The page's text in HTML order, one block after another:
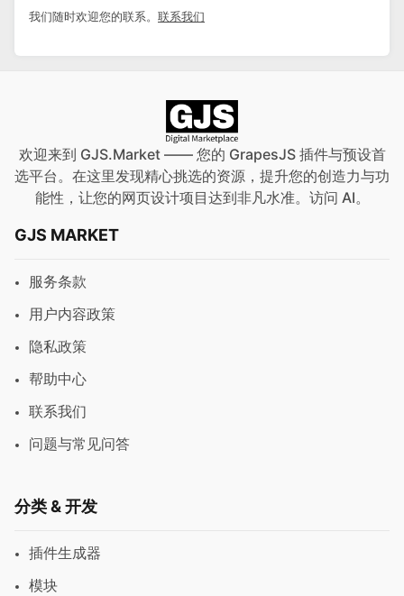
我们随时欢迎您的联系。 联系我们
欢迎来到 GJS.Market —— 您的 GrapesJS 插件与预设首
选平台。在这里发现精心挑选的资源，提升您的创造力与功
能性，让您的网页设计项目达到非凡水准。访问 AI。
GJS MARKET
服务条款
用户内容政策
隐私政策
帮助中心
联系我们
问题与常见问答
分类 & 开发
插件生成器
模块